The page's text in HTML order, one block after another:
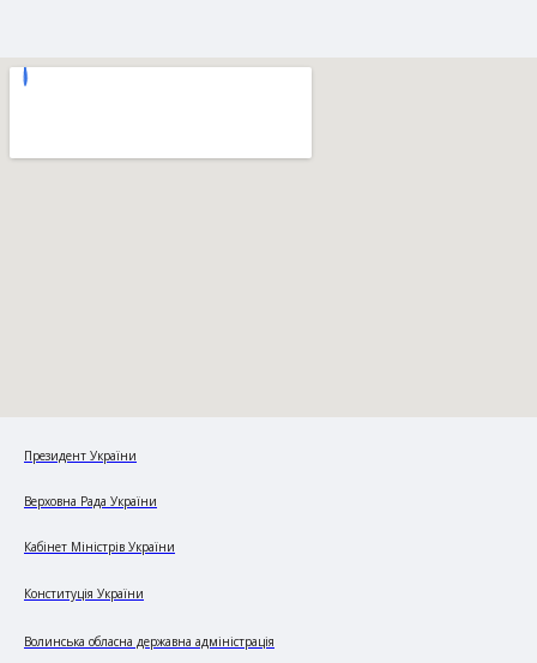
Президент України
Верховна Рада України
Кабінет Міністрів України
Конституція України
Волинська обласна державна адміністрація